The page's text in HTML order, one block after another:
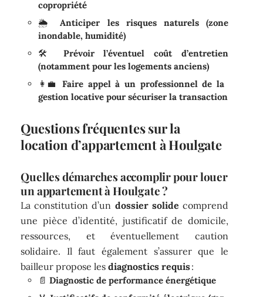
copropriété
🌦Anticiper les risques naturels (zone
inondable, humidité)
🛠 Prévoir l’éventuel coût d’entretien
(notamment pour les logements anciens)
👩‍💼Faire appel à un professionnel de la
gestion locative pour sécuriser la transaction
Questions fréquentes sur la
location d’appartement à Houlgate
Quelles démarches accomplir pour louer
un appartement à Houlgate ?
La constitution d’un dossier solide comprend
une pièce d’identité, justificatif de domicile,
ressources, et éventuellement caution
solidaire. Il faut également s’assurer que le
bailleur propose lesdiagnostics requis:
📄Diagnostic de performance énergétique